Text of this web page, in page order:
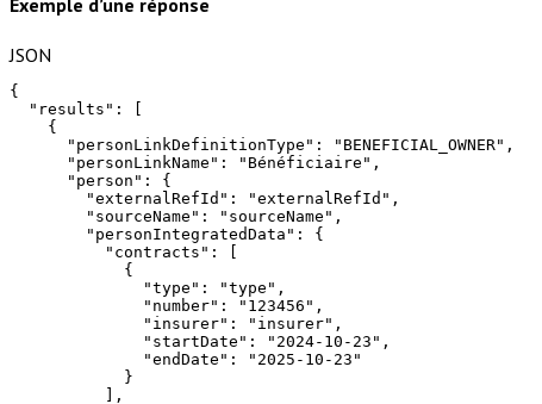
Exemple d’une réponse
JSON
{
"results" :
[
{
"personLinkDefinitionType" : "BENEFICIAL_OWNER" ,
"personLinkName" : "Bénéficiaire" ,
"person" :
{
"externalRefId" : "externalRefId" ,
"sourceName" : "sourceName" ,
"personIntegratedData" :
{
"contracts" :
[
{
"type" : "type" ,
"number" : "123456" ,
"insurer" : "insurer" ,
"startDate" : "2024-10-23" ,
"endDate" :
"2025-10-23"
}
] ,